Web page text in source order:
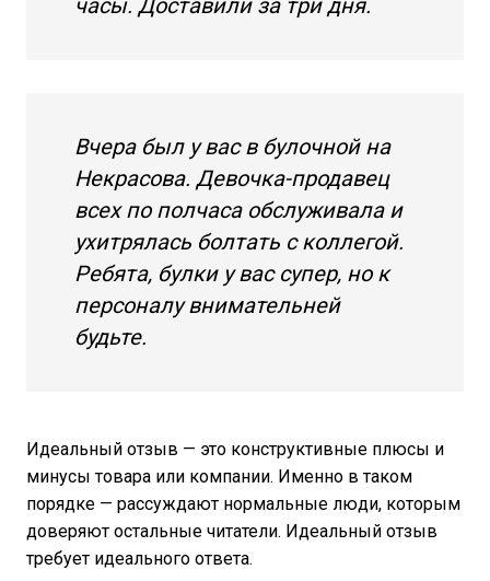
часы. Доставили за три дня.
Вчера был у вас в булочной на
Некрасова. Девочка-продавец
всех по полчаса обслуживала и
ухитрялась болтать с коллегой.
Ребята, булки у вас супер, но к
персоналу внимательней
будьте.
Идеальный отзыв — это конструктивные плюсы и
минусы товара или компании. Именно в таком
порядке — рассуждают нормальные люди, которым
доверяют остальные читатели. Идеальный отзыв
требует идеального ответа.